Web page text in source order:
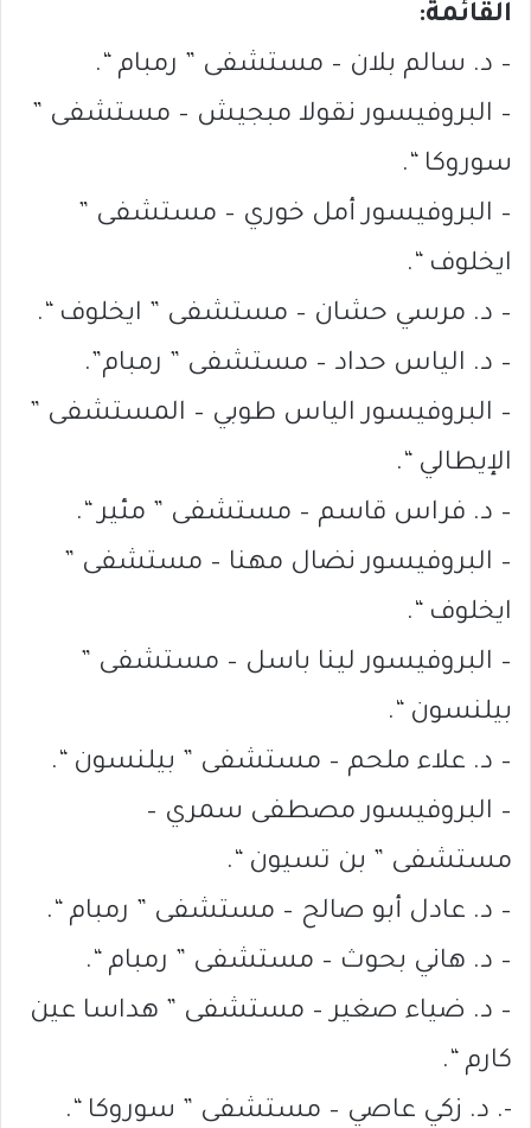
القائمة:
– د. سالم بلان – مستشفى ” رمبام “.
– البروفيسور نقولا مبجيش – مستشفى ”
سوروكا “.
– البروفيسور أمل خوري – مستشفى ”
ايخلوف “.
– د. مرسي حشان – مستشفى ” ايخلوف “.
– د. الياس حداد – مستشفى ” رمبام”.
– البروفيسور الياس طوبي – المستشفى ”
الإيطالي “.
– د. فراس قاسم – مستشفى ” مئير “.
– البروفيسور نضال مهنا – مستشفى ”
ايخلوف “.
– البروفيسور لينا باسل – مستشفى ”
بيلنسون “.
– د. علاء ملحم – مستشفى ” بيلنسون “.
– البروفيسور مصطفى سمري –
مستشفى ” بن تسيون “.
– د. عادل أبو صالح – مستشفى ” رمبام “.
– د. هاني بحوث – مستشفى ” رمبام “.
– د. ضياء صغير – مستشفى ” هداسا عين
كارم “.
-. د. زكي عاصي – مستشفى ” سوروكا “.